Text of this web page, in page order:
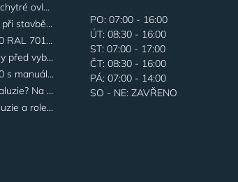
Automatické žaluzie a rolety: chytré ovládání | GATO
Do čeho se vyplatí investovat při stavbě domu? Odborníci upozorňují na stínění oken
Montáž venkovních žaluzií Z90 RAL 7016 na rodinných domech | Případová studie
Jak ochránit nábytek a podlahy před vyblednutím od slunce
Montáž venkovních žaluzií Z90 s manuálním ovládáním na adrese Štúrova, Praha 4
Jak poznat kvalitní venkovní žaluzie? Na těchto detailech záleží
Jak dlouho vydrží venkovní žaluzie a rolety? Co ovlivňuje životnost
PO: 07:00 - 16:00
ÚT: 08:30 - 16:00
ST: 07:00 - 17:00
ČT: 08:30 - 16:00
PÁ: 07:00 - 14:00
SO - NE: ZAVŘENO